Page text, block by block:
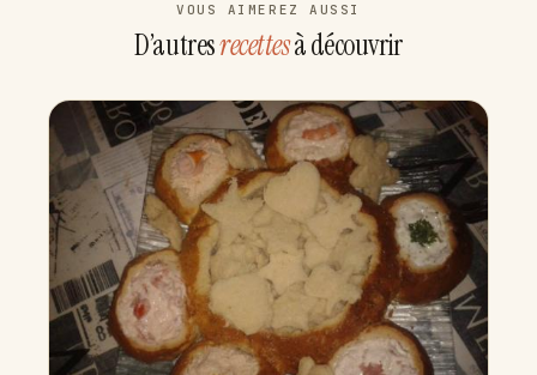
VOUS AIMEREZ AUSSI
D’autresrecettesà découvrir